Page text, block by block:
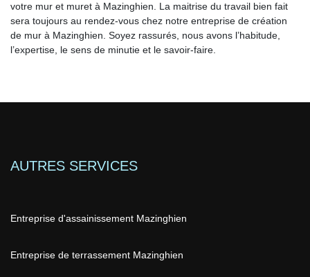
votre mur et muret à Mazinghien. La maitrise du travail bien fait
sera toujours au rendez-vous chez notre entreprise de création
de mur à Mazinghien. Soyez rassurés, nous avons l’habitude,
l’expertise, le sens de minutie et le savoir-faire.
AUTRES SERVICES
Entreprise d'assainissement Mazinghien
Entreprise de terrassement Mazinghien